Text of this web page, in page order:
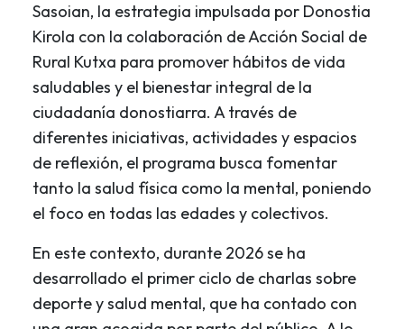
Sasoian, la estrategia impulsada por Donostia
Kirola con la colaboración de Acción Social de
Rural Kutxa para promover hábitos de vida
saludables y el bienestar integral de la
ciudadanía donostiarra. A través de
diferentes iniciativas, actividades y espacios
de reflexión, el programa busca fomentar
tanto la salud física como la mental, poniendo
el foco en todas las edades y colectivos.
En este contexto, durante 2026 se ha
desarrollado el primer ciclo de charlas sobre
deporte y salud mental, que ha contado con